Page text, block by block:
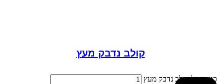
קולב נדבק מעץ
כמות של קולב נדבק מעץ